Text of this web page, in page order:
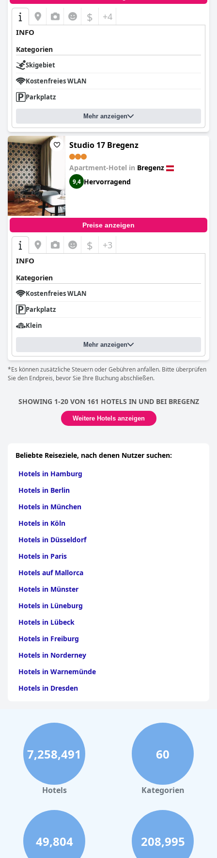
$ +4
INFO
Kategorien
Skigebiet
Kostenfreies WLAN
Parkplatz
Mehr anzeigen
Studio 17 Bregenz
Apartment-Hotel in Bregenz
9,4 Hervorragend
Preise anzeigen
$ +3
INFO
Kategorien
Kostenfreies WLAN
Parkplatz
Klein
Mehr anzeigen
*Es können zusätzliche Steuern oder Gebühren anfallen. Bitte überprüfen
Sie den Endpreis, bevor Sie Ihre Buchung abschließen.
SHOWING 1-20 VON 161 HOTELS IN UND BEI BREGENZ
Weitere Hotels anzeigen
Beliebte Reiseziele, nach denen Nutzer suchen:
Hotels in Hamburg
Hotels in Berlin
Hotels in München
Hotels in Köln
Hotels in Düsseldorf
Hotels in Paris
Hotels auf Mallorca
Hotels in Münster
Hotels in Lüneburg
Hotels in Lübeck
Hotels in Freiburg
Hotels in Norderney
Hotels in Warnemünde
Hotels in Dresden
Hotels in Stuttgart
Hotels in Leipzig
Hotels in Bamberg
Hotels in Nürnberg
Hotels in Büsum
Hotels in New York
Hotels in Las Vegas
Hotels auf Kreta
7,258,491
Hotels
60
Kategorien
49,804 208,995